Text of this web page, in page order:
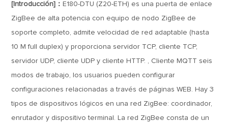
[Introducción]： E180-DTU (Z20-ETH) es una puerta de enlace
ZigBee de alta potencia con equipo de nodo ZigBee de
soporte completo, admite velocidad de red adaptable (hasta
10 M full duplex) y proporciona servidor TCP, cliente TCP,
servidor UDP, cliente UDP y cliente HTTP. , Cliente MQTT seis
modos de trabajo, los usuarios pueden configurar
configuraciones relacionadas a través de páginas WEB. Hay 3
tipos de dispositivos lógicos en una red ZigBee: coordinador,
enrutador y dispositivo terminal. La red ZigBee consta de un